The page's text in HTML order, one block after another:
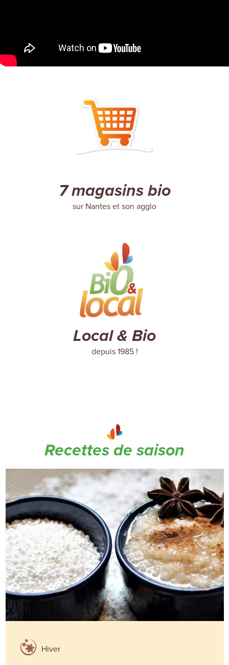
7 magasins bio
sur Nantes et son agglo
Local & Bio
depuis 1985 !
Recettes de saison
Hiver